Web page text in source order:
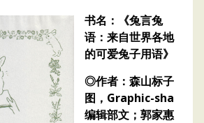
书名：《兔言兔
语：来自世界各地
的可爱兔子用语》
◎作者：森山标子
图，Graphic-sha
编辑部文；郭家惠